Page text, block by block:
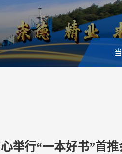
举行“一本好书”首推